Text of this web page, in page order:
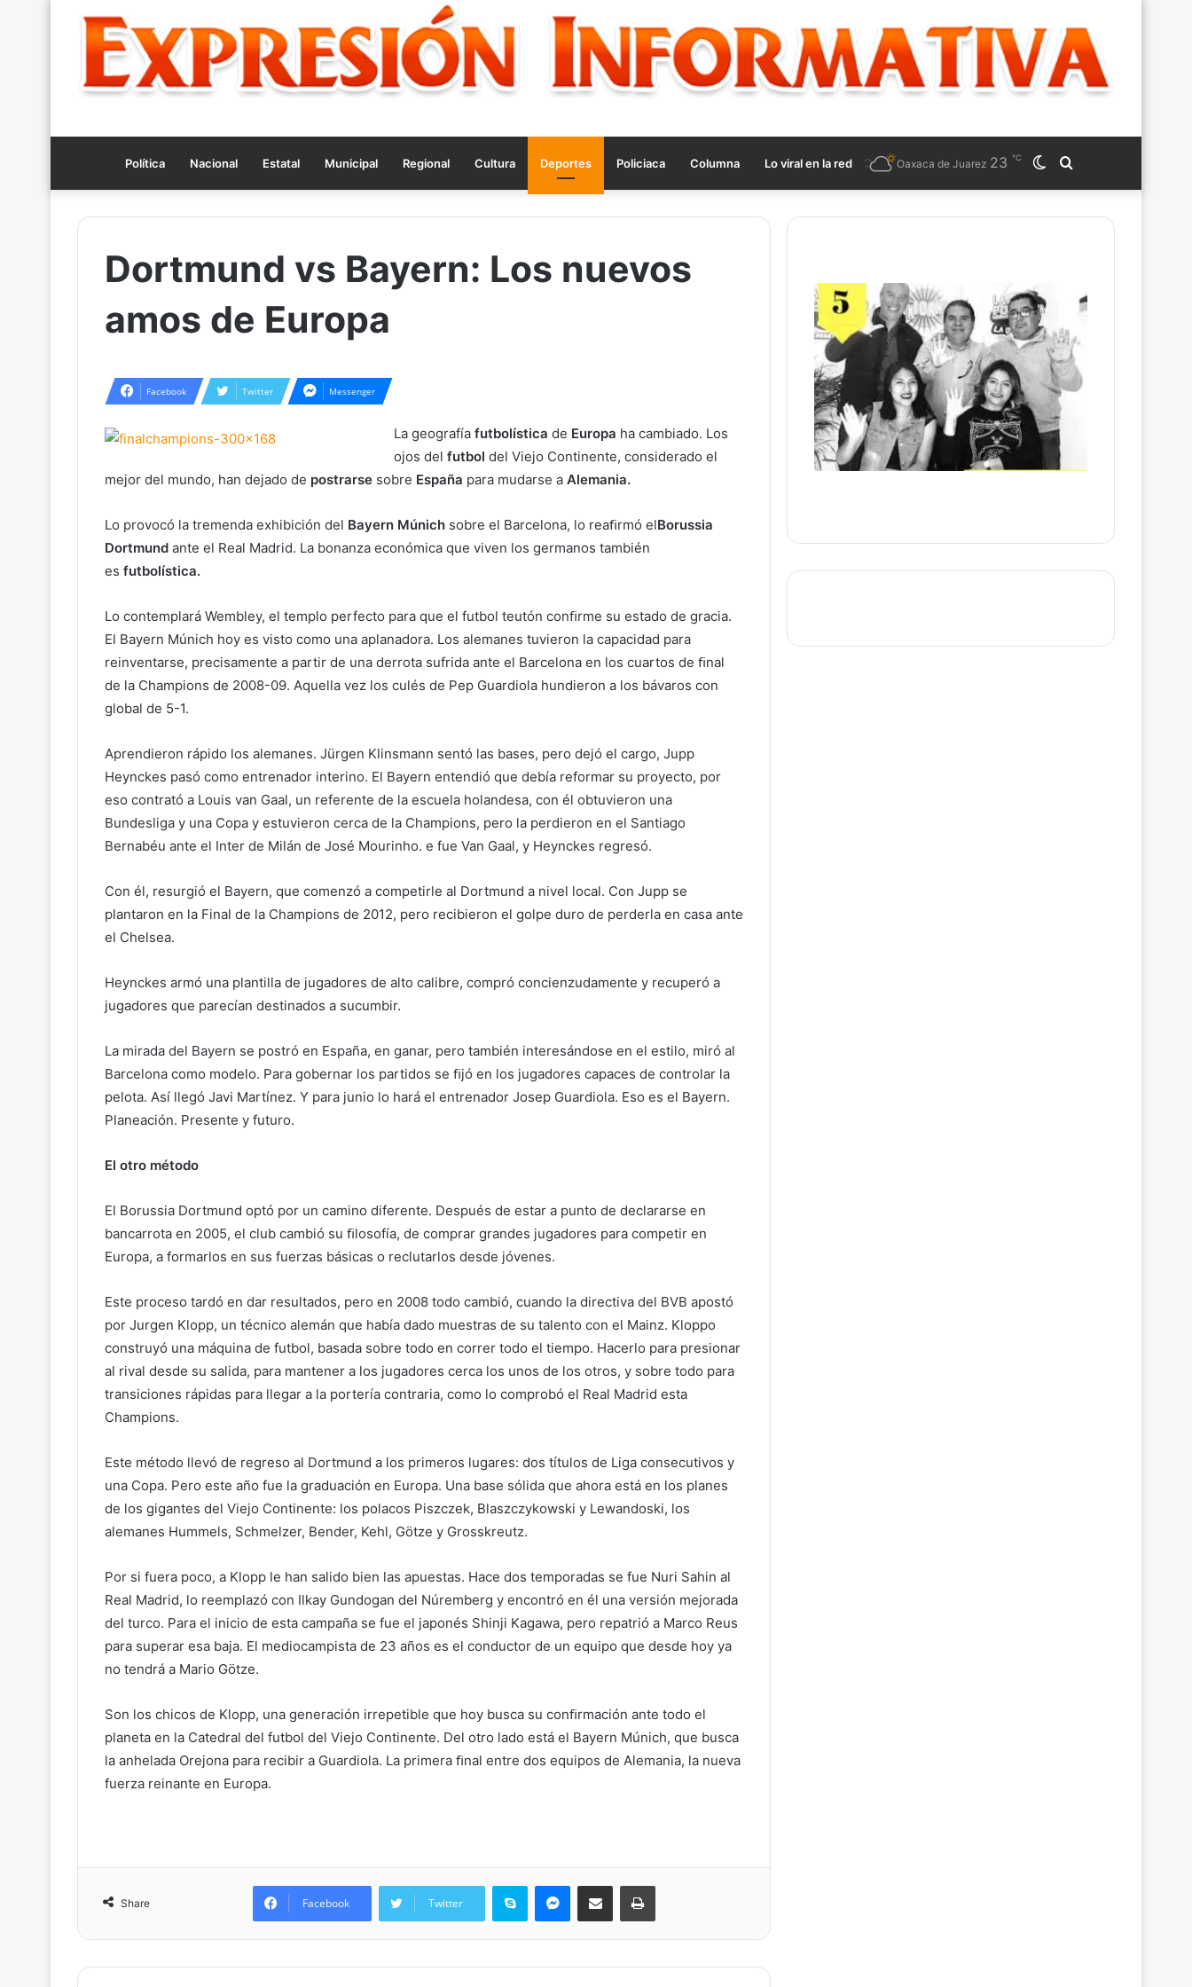
Política Nacional Estatal Municipal Regional Cultura Deportes Policiaca Columna Lo viral en la red Search
for
Switch
skin
Oaxaca de Juarez 23 ℃
Dortmund vs Bayern: Los nuevos
amos de Europa
Facebook Twitter Messenger
La geografíafutbolística de Europa ha cambiado. Los
ojos delfutbol del Viejo Continente, considerado el
mejor del mundo, han dejado de postrarse sobre España para mudarse a Alemania.
Lo provocó la tremenda exhibición del Bayern Múnich sobre el Barcelona, lo reaﬁrmó elBorussia
Dortmund ante el Real Madrid. La bonanza económica que viven los germanos también
es futbolística.
Lo contemplará Wembley, el templo perfecto para que el futbol teutón conﬁrme su estado de gracia.
El Bayern Múnich hoy es visto como una aplanadora. Los alemanes tuvieron la capacidad para
reinventarse, precisamente a partir de una derrota sufrida ante el Barcelona en los cuartos de ﬁnal
de la Champions de 2008-09. Aquella vez los culés de Pep Guardiola hundieron a los bávaros con
global de 5-1.
Aprendieron rápido los alemanes. Jürgen Klinsmann sentó las bases, pero dejó el cargo, Jupp
Heynckes pasó como entrenador interino. El Bayern entendió que debía reformar su proyecto, por
eso contrató a Louis van Gaal, un referente de la escuela holandesa, con él obtuvieron una
Bundesliga y una Copa y estuvieron cerca de la Champions, pero la perdieron en el Santiago
Bernabéu ante el Inter de Milán de José Mourinho. e fue Van Gaal, y Heynckes regresó.
Con él, resurgió el Bayern, que comenzó a competirle al Dortmund a nivel local. Con Jupp se
plantaron en la Final de la Champions de 2012, pero recibieron el golpe duro de perderla en casa ante
el Chelsea.
Heynckes armó una plantilla de jugadores de alto calibre, compró concienzudamente y recuperó a
jugadores que parecían destinados a sucumbir.
La mirada del Bayern se postró en España, en ganar, pero también interesándose en el estilo, miró al
Barcelona como modelo. Para gobernar los partidos se ﬁjó en los jugadores capaces de controlar la
pelota. Así llegó Javi Martínez. Y para junio lo hará el entrenador Josep Guardiola. Eso es el Bayern.
Planeación. Presente y futuro.
El otro método
El Borussia Dortmund optó por un camino diferente. Después de estar a punto de declararse en
bancarrota en 2005, el club cambió su ﬁlosofía, de comprar grandes jugadores para competir en
Europa, a formarlos en sus fuerzas básicas o reclutarlos desde jóvenes.
Este proceso tardó en dar resultados, pero en 2008 todo cambió, cuando la directiva del BVB apostó
por Jurgen Klopp, un técnico alemán que había dado muestras de su talento con el Mainz. Kloppo
construyó una máquina de futbol, basada sobre todo en correr todo el tiempo. Hacerlo para presionar
al rival desde su salida, para mantener a los jugadores cerca los unos de los otros, y sobre todo para
transiciones rápidas para llegar a la portería contraria, como lo comprobó el Real Madrid esta
Champions.
Este método llevó de regreso al Dortmund a los primeros lugares: dos títulos de Liga consecutivos y
una Copa. Pero este año fue la graduación en Europa. Una base sólida que ahora está en los planes
de los gigantes del Viejo Continente: los polacos Piszczek, Blaszczykowski y Lewandoski, los
alemanes Hummels, Schmelzer, Bender, Kehl, Götze y Grosskreutz.
Por si fuera poco, a Klopp le han salido bien las apuestas. Hace dos temporadas se fue Nuri Sahin al
Real Madrid, lo reemplazó con Ilkay Gundogan del Núremberg y encontró en él una versión mejorada
del turco. Para el inicio de esta campaña se fue el japonés Shinji Kagawa, pero repatrió a Marco Reus
para superar esa baja. El mediocampista de 23 años es el conductor de un equipo que desde hoy ya
no tendrá a Mario Götze.
Son los chicos de Klopp, una generación irrepetible que hoy busca su conﬁrmación ante todo el
planeta en la Catedral del futbol del Viejo Continente. Del otro lado está el Bayern Múnich, que busca
la anhelada Orejona para recibir a Guardiola. La primera ﬁnal entre dos equipos de Alemania, la nueva
fuerza reinante en Europa.
Share Facebook Twitter
Skype Messenger
Share via Email Print